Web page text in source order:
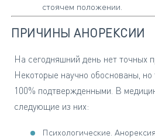
стоячем положении.
ПРИЧИНЫ АНОРЕКСИИ
На сегодняшний день нет точных
Некоторые научно обоснованы,
100% подтвержденными. В
следующие из них:
Психологические.